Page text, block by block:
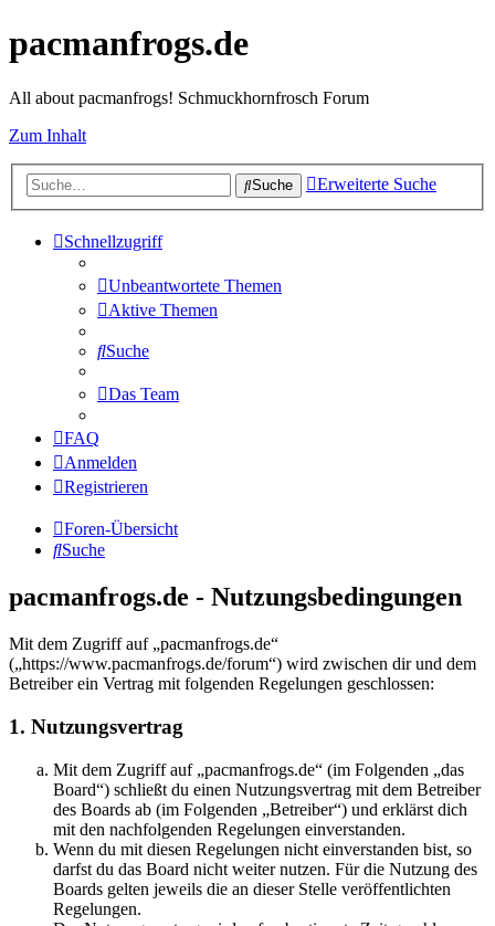
pacmanfrogs.de
All about pacmanfrogs! Schmuckhornfrosch Forum
Zum Inhalt
Suche Erweiterte Suche
Schnellzugriff
Unbeantwortete Themen
Aktive Themen
Suche
Das Team
FAQ
Anmelden
Registrieren
Foren-Übersicht
Suche
pacmanfrogs.de - Nutzungsbedingungen
Mit dem Zugriff auf „pacmanfrogs.de“
(„https://www.pacmanfrogs.de/forum“) wird zwischen dir und dem
Betreiber ein Vertrag mit folgenden Regelungen geschlossen:
1. Nutzungsvertrag
Mit dem Zugriff auf „pacmanfrogs.de“ (im Folgenden „das
Board“) schließt du einen Nutzungsvertrag mit dem Betreiber
des Boards ab (im Folgenden „Betreiber“) und erklärst dich
mit den nachfolgenden Regelungen einverstanden.
Wenn du mit diesen Regelungen nicht einverstanden bist, so
darfst du das Board nicht weiter nutzen. Für die Nutzung des
Boards gelten jeweils die an dieser Stelle veröffentlichten
Regelungen.